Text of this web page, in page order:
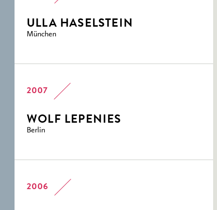
ULLA HASELSTEIN
München
2007
WOLF LEPENIES
Berlin
2006